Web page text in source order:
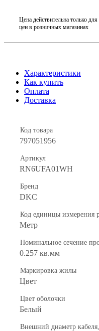
Цена действительна только
цен в розничных магазинах
Характеристики
Как купить
Оплата
Доставка
Код товара
797051956
Артикул
RN6UFA01WH
Бренд
DKC
Код единицы измерения
Метр
Номинальное сечение
0.257 кв.мм
Маркировка жилы
Цвет
Цвет оболочки
Белый
Внешний диаметр